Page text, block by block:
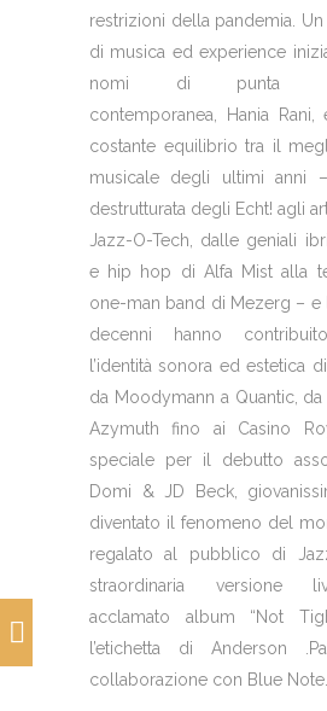
restrizioni della pandemia.
di musica ed experience
nomi di punta
contemporanea,
Hania Rani
costante equilibrio tra il
musicale degli ultimi anni –
destrutturata degli Echt! agli
Jazz-O-Tech , dalle geniali
e hip hop di Alfa Mist alla
one-man band di Mezerg – e
decenni hanno
l’identità sonora ed estetica
da Moodymann a Quantic, da
Azymuth fino ai Casino
speciale per il debutto
Domi & JD Beck,
diventato il fenomeno del
regalato al pubblico di
straordinaria versione
acclamato album “Not
l’etichetta di Anderson
collaborazione con Blue Note